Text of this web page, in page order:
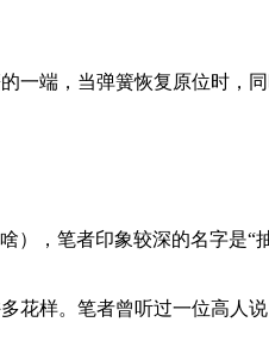
一端，当弹簧恢复原位时，
），笔者印象较深的名字是“
花样。笔者曾听过一位高人